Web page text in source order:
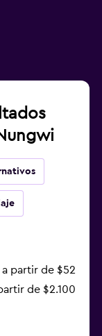
a partir de $52
de $2.100